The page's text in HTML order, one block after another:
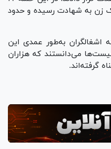
۱۵ کودک و یک زن به شهادت رسیده و حدود
اشغالگران به‌طور عمدی این
می‌دانستند که هزاران
گرفته‌اند.